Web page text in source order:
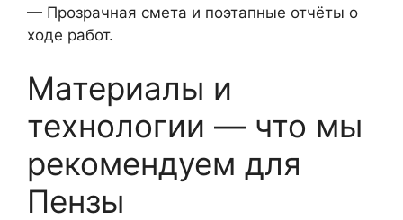
— Прозрачная смета и поэтапные отчёты о
ходе работ.
Материалы и
технологии — что мы
рекомендуем для
Пензы